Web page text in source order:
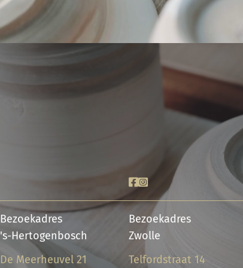
Bezoekadres
's-Hertogenbosch
De Meerheuvel 21
Bezoekadres
Zwolle
Telfordstraat 14